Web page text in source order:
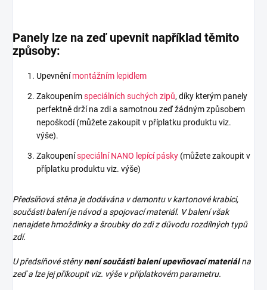
Panely lze na zeď upevnit například těmito
způsoby:
Upevněnímontážním lepidlem
Zakoupenímspeciálních suchých zipů, díky kterým panely
perfektně drží na zdi a samotnou zeď žádným způsobem
nepoškodí (můžete zakoupit v příplatku produktu viz.
výše).
Zakoupeníspeciální NANO lepící pásky (můžete zakoupit v
příplatku produktu viz. výše)
Předsíňová stěna je dodávána v demontu v kartonové krabici,
součásti balení je návod a spojovací materiál. V balení však
nenajdetehmoždinky a šroubky do zdi z důvodu rozdílných typů
zdí.
U předsíňové stěnynení součásti balení upevňovací materiálna
zeď a lze jej přikoupit viz. výše v příplatkovém parametru.